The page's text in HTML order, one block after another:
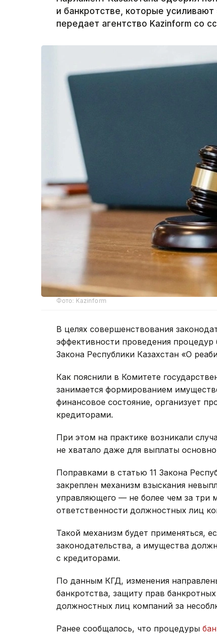
и банкротстве, которые
передает агентство Kazinform со
Фото: Kazinform
В целях совершенствования
эффективности проведения процедур
Закона Республики Казахстан «О
Как пояснили в Комитете
занимается формированием
финансовое состояние, организует
кредиторами.
При этом на практике возникали
не хватало даже для выплаты
Поправками в статью 11 Закона
закреплен механизм взыскания
управляющего — не более чем за три
ответственности должностных лиц
Такой механизм будет применяться,
законодательства, а имущества
с кредиторами.
По данным КГД, изменения
банкротства, защиту прав
должностных лиц компаний за
Ранее сообщалось, что процедуры